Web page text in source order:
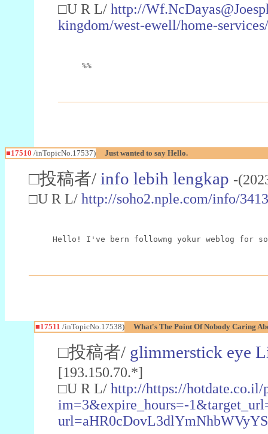
□U R L/ http://
kingdom/west-ewell/home-
%%
■17510 /inTopicNo.17537) Just wanted to say Hello.
□投稿者/ info lebih lengkap -
□U R L/ http://soho2.nple.com/info/
Hello! I've bern followng yokur weblog for
■17511 /inTopicNo.17538) What's The Point Of Nobody Caring
□投稿者/ glimmerstick eye
[193.150.70.*]
□U R L/ http://https://hotdate.co.il/
im=3&expire_hours=-